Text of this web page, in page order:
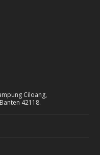
Ciloang,
42118.